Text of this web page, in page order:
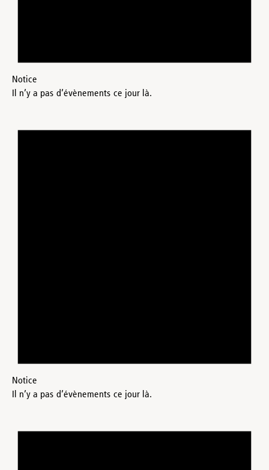
Notice
Il n’y a pas d’évènements ce jour là.
Notice
Il n’y a pas d’évènements ce jour là.